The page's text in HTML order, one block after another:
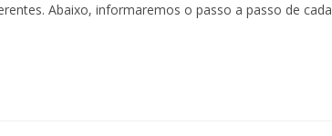
Abaixo, informaremos o passo a passo de cada